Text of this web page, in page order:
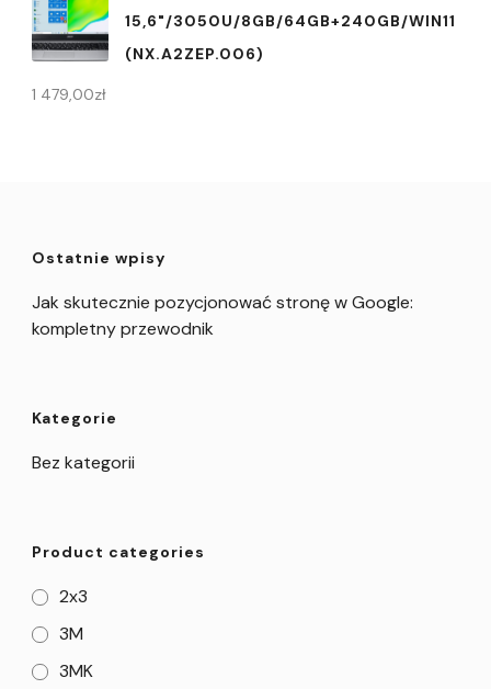
15,6"/3050U/8GB/64GB+240GB/WIN11
(NX.A2ZEP.006)
1 479,00zł
Ostatnie wpisy
Jak skutecznie pozycjonować stronę w Google:
kompletny przewodnik
Kategorie
Bez kategorii
Product categories
2x3
3M
3MK